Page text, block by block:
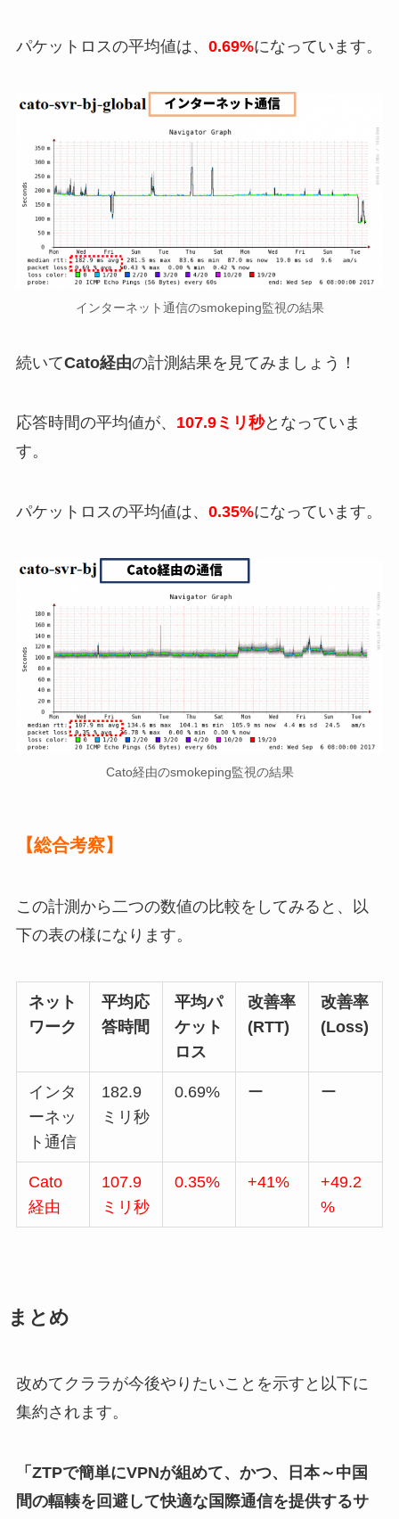
パケットロスの平均値は、 0.69%になっています。
インターネット通信のsmokeping監視の結果
続いてCato経由の計測結果を見てみましょう！
応答時間の平均値が、 107.9ミリ秒となっていま
す。
パケットロスの平均値は、 0.35%になっています。
Cato経由のsmokeping監視の結果
【総合考察】
この計測から二つの数値の比較をしてみると、以
下の表の様になります。
ネット
ワーク
平均応
答時間
平均パ
ケット
ロス
改善率
(RTT)
改善率
(Loss)
インタ
ーネッ
ト通信
182.9
ミリ秒
0.69% ー ー
Cato
経由
107.9
ミリ秒
0.35% +41%
+49.2
%
まとめ
改めてクララが今後やりたいことを示すと以下に
集約されます。
「ZTPで簡単にVPNが組めて、かつ、日本～中国
間の輻輳を回避して快適な国際通信を提供するサ